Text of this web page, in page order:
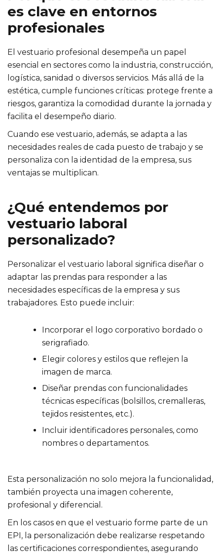
es clave en entornos
profesionales
El vestuario profesional desempeña un papel
esencial en sectores como la industria, construcción,
logística, sanidad o diversos servicios. Más allá de la
estética, cumple funciones críticas: protege frente a
riesgos, garantiza la comodidad durante la jornada y
facilita el desempeño diario.
Cuando ese vestuario, además, se adapta a las
necesidades reales de cada puesto de trabajo y se
personaliza con la identidad de la empresa, sus
ventajas se multiplican.
¿Qué entendemos por
vestuario laboral
personalizado?
Personalizar el vestuario laboral significa diseñar o
adaptar las prendas para responder a las
necesidades específicas de la empresa y sus
trabajadores. Esto puede incluir:
Incorporar el logo corporativo bordado o
serigrafiado.
Elegir colores y estilos que reflejen la
imagen de marca.
Diseñar prendas con funcionalidades
técnicas específicas (bolsillos, cremalleras,
tejidos resistentes, etc.).
Incluir identificadores personales, como
nombres o departamentos.
Esta personalización no solo mejora la funcionalidad,
también proyecta una imagen coherente,
profesional y diferencial.
En los casos en que el vestuario forme parte de un
EPI, la personalización debe realizarse respetando
las certificaciones correspondientes, asegurando